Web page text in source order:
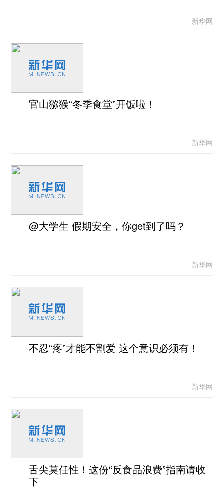
新华网
官山猕猴“冬季食堂”开饭啦！
新华网
@大学生 假期安全，你get到了吗？
新华网
不忍“疼”才能不割爱 这个意识必须有！
新华网
舌尖莫任性！这份“反食品浪费”指南请收
下